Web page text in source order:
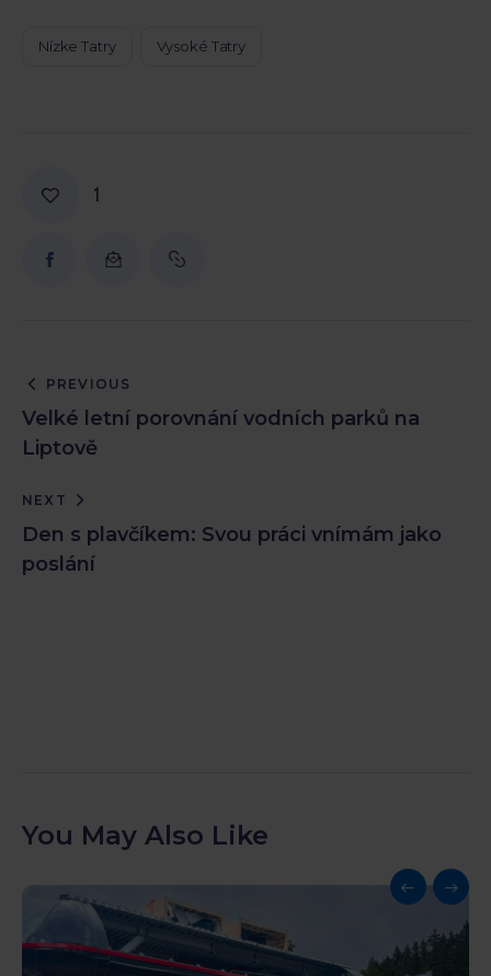
Nízke Tatry Vysoké Tatry
1
PREVIOUS
Velké letní porovnání vodních parků na
Liptově
NEXT
Den s plavčíkem: Svou práci vnímám jako
poslání
You May Also Like